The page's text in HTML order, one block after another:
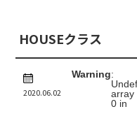
レッスン
スケジュール
HOUSEクラス
2020.06.02
Warning:
array
0 in